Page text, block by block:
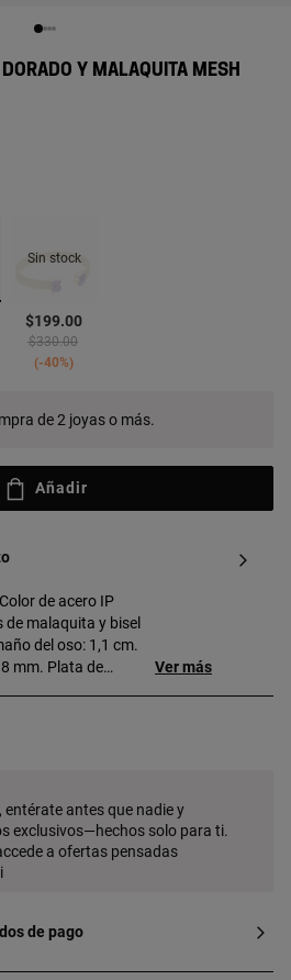
Y MALAQUITA MESH
Sin stock
$199.00
Price reduced from
$330.00to
-40%
de 2 joyas o más.
Añadir
de acero IP
malaquita y bisel
del oso: 1,1 cm.
mm. Plata de
Técnica de
Ver más
entérate antes que nadie y
exclusivos—hechos solo para ti.
a ofertas pensadas
de pago